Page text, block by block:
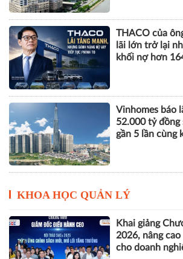
THACO của
lãi lớn trở lại
khối nợ hơn
Vinhomes báo
52.000 tỷ đồng
gần 5 lần cùng
KHOA HỌC QUẢN LÝ
Khai giảng
2026, nâng
cho doanh